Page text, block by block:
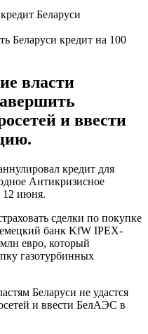
Беларуси кредит на 100
власти
и ввести
кредит для
Антикризисное
12 июня.
сделки по покупке
банк KfW IPEX-
евро, который
газотурбинных
Беларуси не удастся
и ввести БелАЭС в